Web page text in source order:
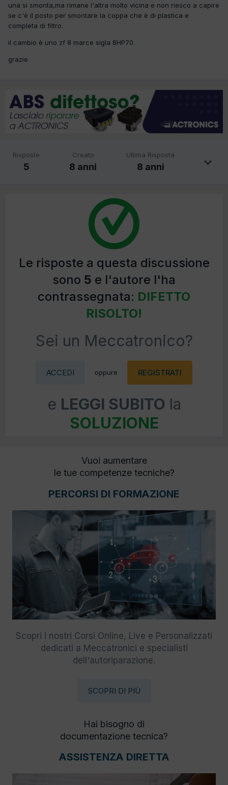
una si smonta,ma rimane l'altra molto vicina e non riesco a capire
se c'è il posto per smontare la coppa che è di plastica e
completa di filtro.
il cambio è uno zf 8 marce sigla 8HP70.
grazie
Risposte
5
Creato
8 anni
Ultima Risposta
8 anni
Le risposte a questa discussione
sono 5 e l'autore l'ha
contrassegnata: DIFETTO
RISOLTO!
Sei un Meccatronico?
ACCEDI oppure REGISTRATI
e LEGGI SUBITO la
SOLUZIONE
Vuoi aumentare
le tue competenze tecniche?
PERCORSI DI FORMAZIONE
Scopri i nostri Corsi Online, Live e Personalizzati
dedicati a Meccatronici e specialisti
dell'autoriparazione.
SCOPRI DI PIÙ
Hai bisogno di
documentazione tecnica?
ASSISTENZA DIRETTA